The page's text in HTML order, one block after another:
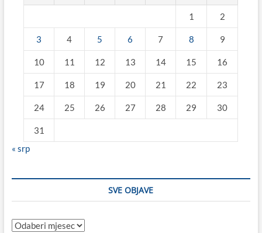
1 2
3 4 5 6 7 8 9
10 11 12 13 14 15 16
17 18 19 20 21 22 23
24 25 26 27 28 29 30
31
« srp
SVE OBJAVE
Sve